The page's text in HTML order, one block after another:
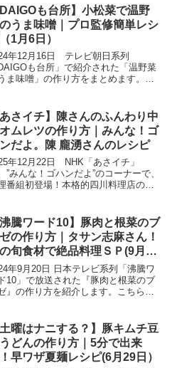
が厳しいこの時季は食欲も体力も落ち
まいがちですが、...
DAIGOも台所】小松菜で温野
うま味噌｜プロ監修簡単レシ
1月6日）
年12月16日 テレビ朝日系列
DAIGOも台所」で紹介された「温野菜
ま味噌」の作り方をまとめます。
トに答えて、辻調理師専門学校のプロ
生がレシピを提案...
あさイチ】陳さんのふんわり中
ムレツの作り方｜みんな！ゴ
だよ。陳 龐湧さんのレシピ
年12月22日 NHK「あさイチ」
”みんな！ゴハンだよ”のコーナーで、
番組初登場！本格的四川料理店のオ
卵のふんわり中華オムレツ」の作り方
介されま...
沸騰ワード10】豚肉と根菜のブ
の作り方｜タサン志麻さん！
旬食材で絶品料理ＳＰ(9月20
年9月20日 日本テレビ系列「沸騰ワ
10」で放送された『豚肉と根菜のブ
』の作り方を紹介します。こちらの
旬食材で絶品料理のレシピです。今回
々と超簡単...
土曜はナニする？】豚キムチ豆
どんの作り方｜5分で出来
早ワザ夏麺レシピ(6月29日）